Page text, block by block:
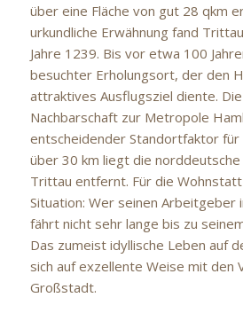
über eine Fläche von gut 28 qkm
urkundliche Erwähnung fand
Jahre 1239. Bis vor etwa 100
besuchter Erholungsort, der den
attraktives Ausflugsziel diente.
Nachbarschaft zur Metropole
entscheidender Standortfaktor
über 30 km liegt die
Trittau entfernt. Für die
Situation: Wer seinen Arbeitgeber
fährt nicht sehr lange bis zu
Das zumeist idyllische Leben auf
sich auf exzellente Weise mit den
Großstadt.